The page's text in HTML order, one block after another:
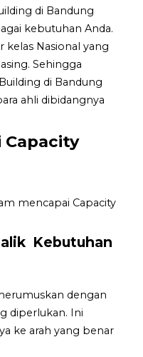
di Bandung
kebutuhan Anda.
kelas Nasional yang
Sehingga
di Bandung
ahli dibidangnya
Capacity
mencapai Capacity
Kebutuhan
dengan
diperlukan. Ini
ke arah yang benar